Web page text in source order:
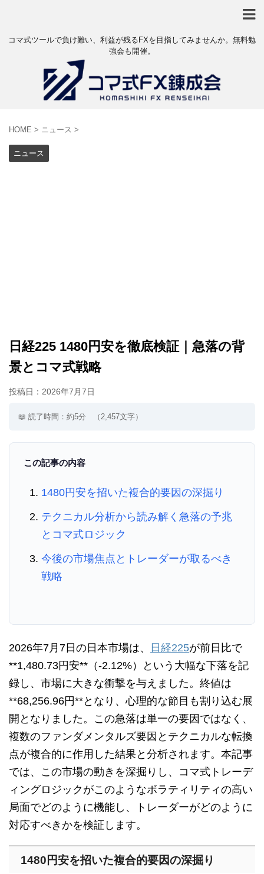
コマ式ツールで負け難い、利益が残るFXを目指してみませんか。無料勉
強会も開催。
HOME > ニュース >
ニュース
日経225 1480円安を徹底検証｜急落の背
景とコマ式戦略
投稿日： 2026年7月7日
📖 読了時間：約5分 （2,457文字）
この記事の内容
1480円安を招いた複合的要因の深掘り
テクニカル分析から読み解く急落の予兆
とコマ式ロジック
今後の市場焦点とトレーダーが取るべき
戦略
2026年7月7日の日本市場は、 日経225が前日比で
**1,480.73円安**（-2.12%）という大幅な下落を記
録し、市場に大きな衝撃を与えました。終値は
**68,256.96円**となり、心理的な節目も割り込む展
開となりました。この急落は単一の要因ではなく、
複数のファンダメンタルズ要因とテクニカルな転換
点が複合的に作用した結果と分析されます。本記事
では、この市場の動きを深掘りし、コマ式トレーデ
ィングロジックがこのようなボラティリティの高い
局面でどのように機能し、トレーダーがどのように
対応すべきかを検証します。
1480円安を招いた複合的要因の深掘り